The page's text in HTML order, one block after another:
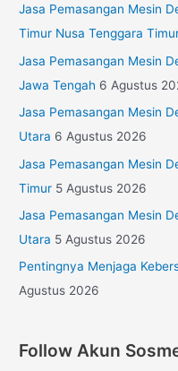
Jasa Pemasangan Mesin
Timur Nusa Tenggara
Jasa Pemasangan Mesin
Jawa Tengah 6 Agustus
Jasa Pemasangan Mesin
Utara 6 Agustus 2026
Jasa Pemasangan Mesin
Timur 5 Agustus 2026
Jasa Pemasangan Mesin
Utara 5 Agustus 2026
Pentingnya Menjaga
Agustus 2026
Follow Akun